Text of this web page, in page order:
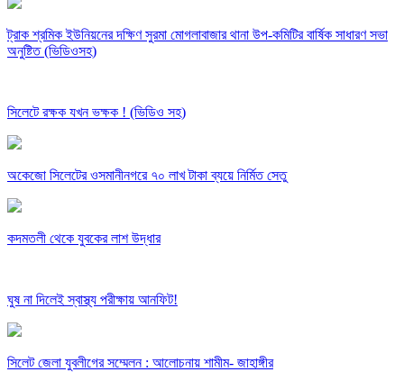
ট্রাক শ্রমিক ইউনিয়নের দক্ষিণ সুরমা মোগলাবাজার থানা উপ-কমিটির বার্ষিক সাধারণ সভা
অনুষ্টিত (ভিডিওসহ)
সিলেটে রক্ষক যখন ভক্ষক ! (ভিডিও সহ)
অকেজো সিলেটের ওসমানীনগরে ৭০ লাখ টাকা ব্যয়ে নির্মিত সেতু
কদমতলী থেকে যুবকের লাশ উদ্ধার
ঘুষ না দিলেই স্বাস্থ্য পরীক্ষায় আনফিট!
সিলেট জেলা যুবলীগের সম্মেলন : আলোচনায় শামীম- জাহাঙ্গীর